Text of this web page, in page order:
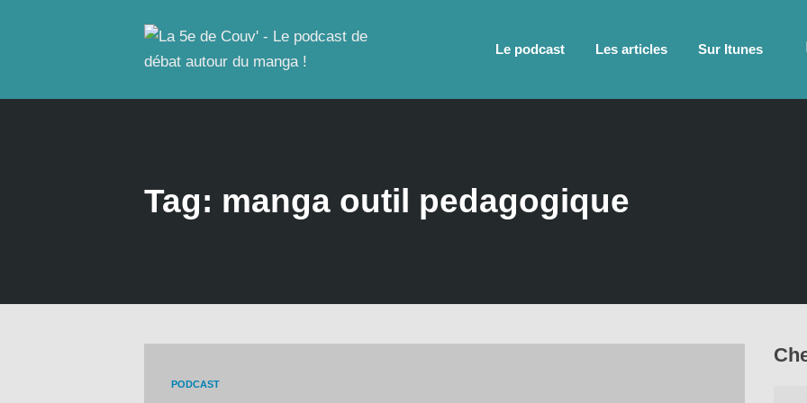
Le podcast Les articles Sur Itunes
Tag: manga outil pedagogique
PODCAST